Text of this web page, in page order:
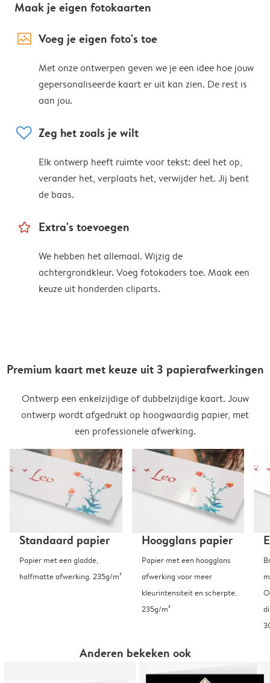
Maak je eigen fotokaarten
image_placeholder Voeg je eigen foto's toe
Met onze ontwerpen geven we je een idee hoe jouw
gepersonaliseerde kaart er uit kan zien. De rest is
aan jou.
heart Zeg het zoals je wilt
Elk ontwerp heeft ruimte voor tekst: deel het op,
verander het, verplaats het, verwijder het. Jij bent
de baas.
star_outline Extra's toevoegen
We hebben het allemaal. Wijzig de
achtergrondkleur. Voeg fotokaders toe. Maak een
keuze uit honderden cliparts.
Premium kaart met keuze uit 3 papierafwerkingen
Ontwerp een enkelzijdige of dubbelzijdige kaart. Jouw
ontwerp wordt afgedrukt op hoogwaardig papier, met
een professionele afwerking.
Standaard papier
Papier met een gladde,
halfmatte afwerking. 235g/m²
Hoogglans papier
Papier met een hoogglans
afwerking voor meer
kleurintensiteit en scherpte.
235g/m²
Anderen bekeken ook